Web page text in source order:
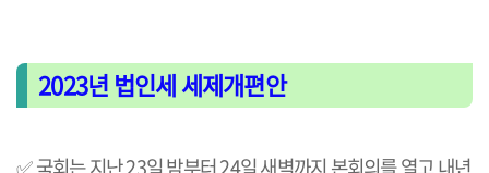
2023년 법인세 세제개편안
✅국회는 지난 23일 밤부터 24일 새벽까지 본회의를 열고 내년